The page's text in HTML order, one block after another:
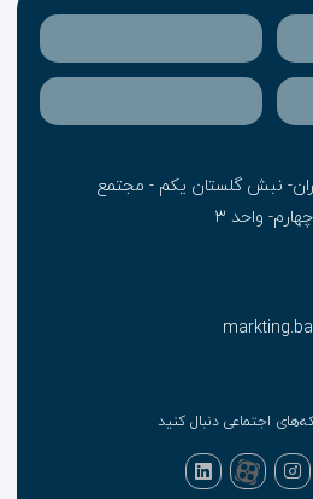
نبش گلستان یکم - مجتمع
واحد ۳
اجتماعی دنبال کنید